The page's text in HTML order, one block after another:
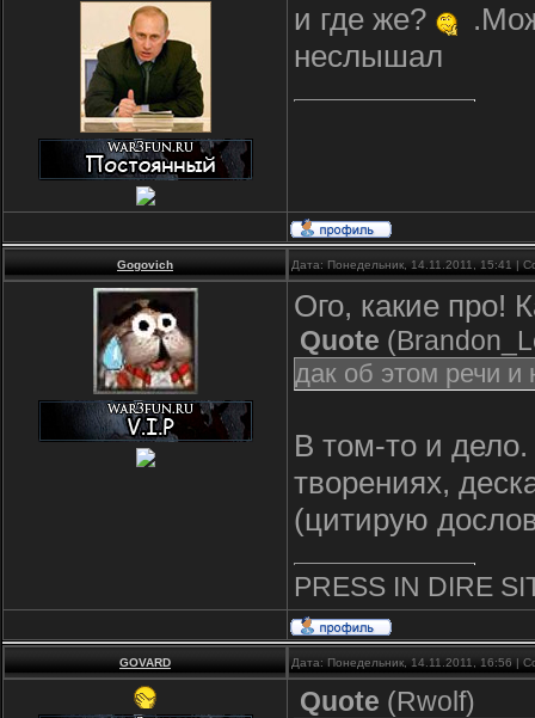
и где же?
неслышал
Gogovich Дата: Понедельник, 14.11.2011, 15:41 |
Ого, какие про!
Quote (
дак об этом речи и
В том-то и
творениях,
(цитирую
PRESS IN DIRE
GOVARD Дата: Понедельник, 14.11.2011, 16:56 |
Quote (Rwolf)